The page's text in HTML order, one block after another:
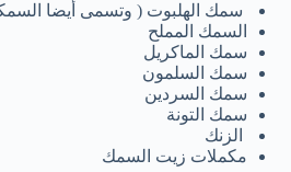
سمك الهلبوت ( وتسمى أيضا
السمك المملح
سمك الماكريل
سمك السلمون
سمك السردين
سمك التونة
الزنك
مكملات زيت السمك